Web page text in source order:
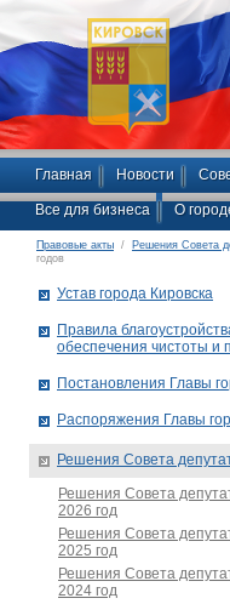
Главная Новости
Все для бизнеса О
Правовые акты / Решения Совета
годов
Устав города Кировска
Правила
обеспечения чистоты и
Постановления Главы
Распоряжения Главы
Решения Совета
Решения Совета
2026 год
Решения Совета
2025 год
Решения Совета
2024 год